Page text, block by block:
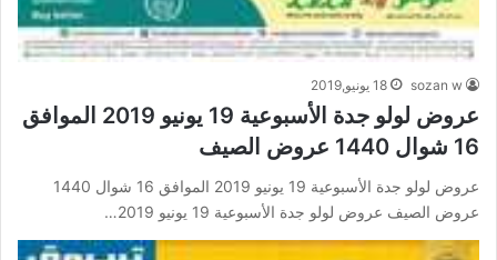
sozan w 18 يونيو,2019
عروض لولو جدة الأسبوعية 19 يونيو 2019 الموافق
16 شوال 1440 عروض الصيف
عروض لولو جدة الأسبوعية 19 يونيو 2019 الموافق 16 شوال 1440
عروض الصيف عروض لولو جدة الأسبوعية 19 يونيو 2019…